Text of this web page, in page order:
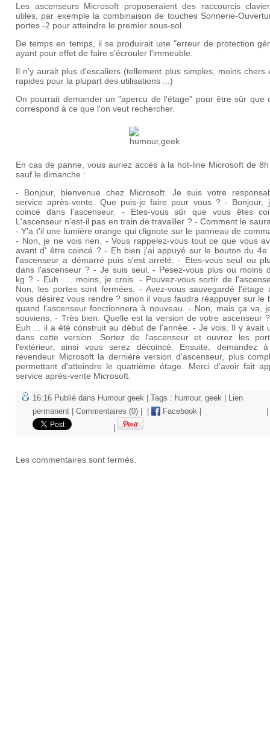
Les ascenseurs Microsoft proposeraient des raccourcis
utiles, par exemple la combinaison de touches Sonnerie-
portes -2 pour atteindre le premier sous-sol.
De temps en temps, il se produirait une "erreur de protection
ayant pour effet de faire s'écrouler l'immeuble.
Il n'y aurait plus d'escaliers (tellement plus simples, moins chers
rapides pour la plupart des utilisations ...)
On pourrait demander un "apercu de l'étage" pour être sûr que
correspond à ce que l'on veut rechercher.
En cas de panne, vous auriez accès à la hot-line Microsoft de
sauf le dimanche :
- Bonjour, bienvenue chez Microsoft. Je suis votre
service après-vente. Que puis-je faire pour vous ? - Bonjour,
coincé dans l'ascenseur. - Etes-vous sûr que vous êtes
L'ascenseur n'est-il pas en train de travailler ? - Comment le
- Y'a t'il une lumière orange qui clignote sur le panneau de
- Non, je ne vois rien. - Vous rappelez-vous tout ce que vous
avant d' être coincé ? - Eh bien j'ai appuyé sur le bouton du 4e
l'ascenseur a démarré puis s'est arreté. - Etes-vous seul ou
dans l'ascenseur ? - Je suis seul. - Pesez-vous plus ou moins
kg ? - Euh .... moins, je crois. - Pouvez-vous sortir de
Non, les portes sont fermées. - Avez-vous sauvegardé l'étage
vous désirez vous rendre ? sinon il vous faudra réappuyer sur le
quand l'ascenseur fonctionnera à nouveau. - Non, mais ça va,
souviens. - Très bien. Quelle est la version de votre ascenseur
Euh ... il a été construit au début de l'année. - Je vois. Il y avait
dans cette version. Sortez de l'ascenseur et ouvrez les
l'extérieur, ainsi vous serez décoincé. Ensuite, demandez
revendeur Microsoft la dernière version d'ascenseur, plus
permettant d'atteindre le quatrième étage. Merci d'avoir fait
service après-vente Microsoft.
16:16 Publié dans Humour geek | Tags : humour, geek
Lien
permanent
Commentaires (0) Facebook
Les commentaires sont fermés.